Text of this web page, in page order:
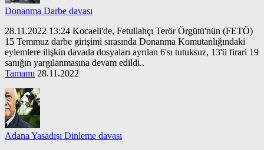
Donanma Darbe davası
28.11.2022 13:24 Kocaeli'de, Fetullahçı Terör Örgütü'nün (FETÖ)
15 Temmuz darbe girişimi sırasında Donanma Komutanlığındaki
eylemlere ilişkin davada dosyaları ayrılan 6'sı tutuksuz, 13'ü firari 19
sanığın yargılanmasına devam edildi..
Tamamı 28.11.2022
Adana Yasadışı Dinleme davası